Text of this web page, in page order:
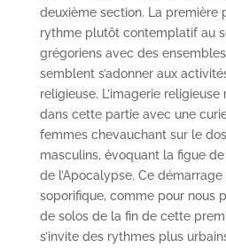
deuxième section. La première
rythme plutôt contemplatif au
grégoriens avec des
semblent s’adonner aux
religieuse. L’imagerie
dans cette partie avec une
femmes chevauchant sur le
masculins, évoquant la figue
de l’Apocalypse. Ce
soporifique, comme pour nous
de solos de la fin de cette
s’invite des rythmes plus